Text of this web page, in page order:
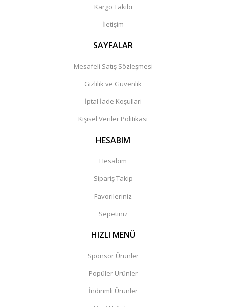
Kargo Takibi
İletişim
SAYFALAR
Mesafeli Satış Sözleşmesi
Gizlilik ve Güvenlik
İptal İade Koşullari
Kişisel Veriler Politikası
HESABIM
Hesabım
Sipariş Takip
Favorileriniz
Sepetiniz
HIZLI MENÜ
Sponsor Ürünler
Popüler Ürünler
İndirimli Ürünler